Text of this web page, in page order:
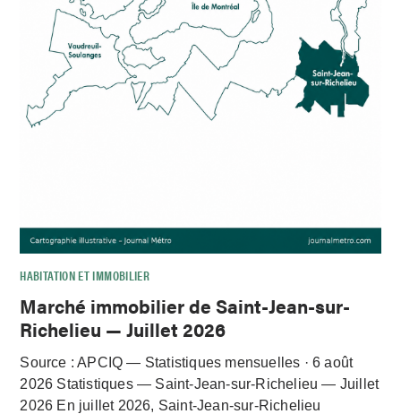
HABITATION ET IMMOBILIER
Marché immobilier de Saint-Jean-sur-
Richelieu — Juillet 2026
Source : APCIQ — Statistiques mensuelles · 6 août
2026 Statistiques — Saint-Jean-sur-Richelieu — Juillet
2026 En juillet 2026, Saint-Jean-sur-Richelieu